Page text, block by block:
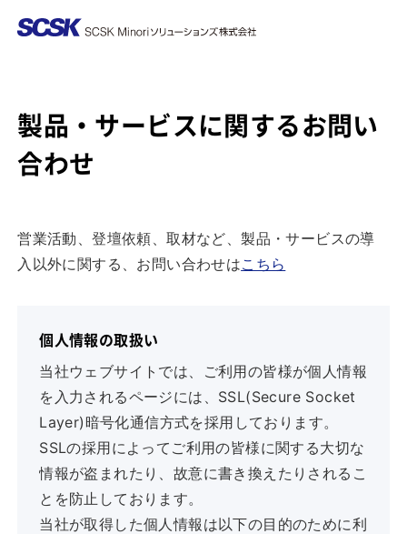
製品・サービスに関するお問い
合わせ
営業活動、登壇依頼、取材など、製品・サービスの導
入以外に関する、お問い合わせはこちら
個人情報の取扱い
当社ウェブサイトでは、ご利用の皆様が個人情報
を入力されるページには、SSL(Secure Socket
Layer)暗号化通信方式を採用しております。
SSLの採用によってご利用の皆様に関する大切な
情報が盗まれたり、故意に書き換えたりされるこ
とを防止しております。
当社が取得した個人情報は以下の目的のために利